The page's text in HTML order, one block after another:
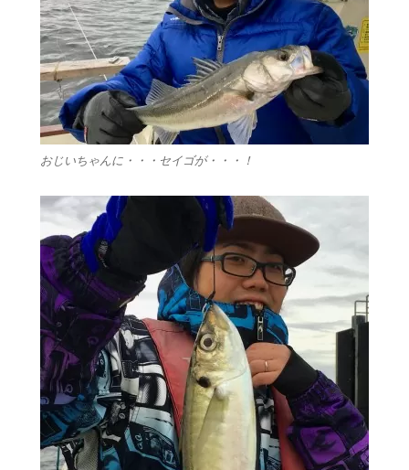
おじいちゃんに・・・セイゴが・・・！